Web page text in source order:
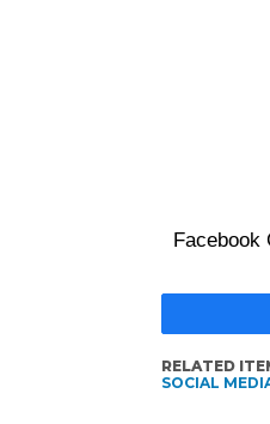
Facebook
RELATED
SOCIAL